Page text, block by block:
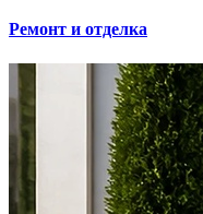
Ремонт и отделка